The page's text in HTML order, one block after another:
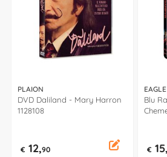
PLAION
DVD Daliland - Mary Harron
1128108
€ 12,90
Blu
€